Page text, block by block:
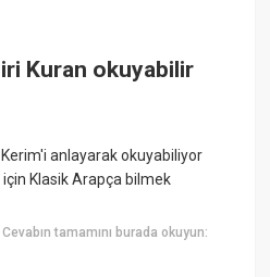
Kuran okuyabilir
Kerim'i anlayarak okuyabiliyor
Klasik Arapça bilmek
Cevabın tamamını burada okuyun: